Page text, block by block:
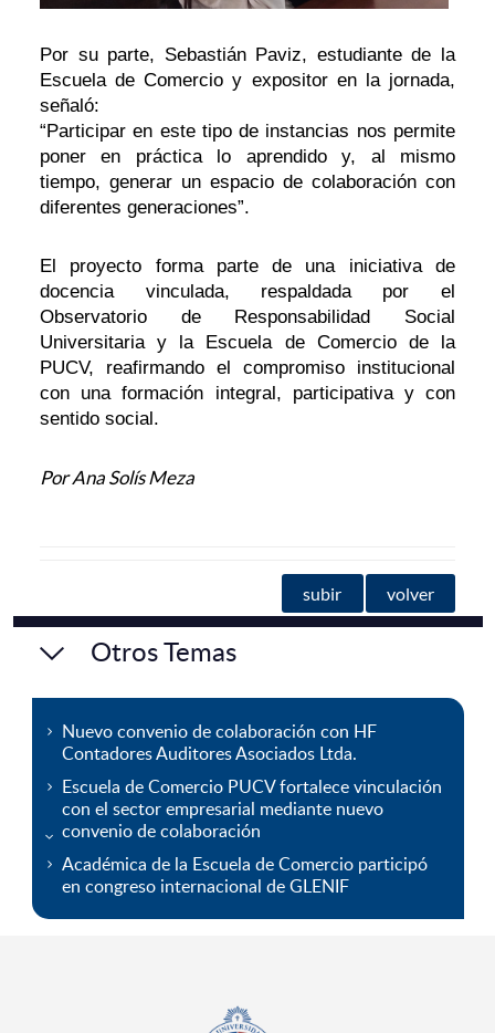
Por su parte, Sebastián Paviz, estudiante de la
Escuela de Comercio y expositor en la jornada,
señaló:
“Participar en este tipo de instancias nos permite
poner en práctica lo aprendido y, al mismo
tiempo, generar un espacio de colaboración con
diferentes generaciones”.
El proyecto forma parte de una iniciativa de
docencia vinculada, respaldada por el
Observatorio de Responsabilidad Social
Universitaria y la Escuela de Comercio de la
PUCV, reafirmando el compromiso institucional
con una formación integral, participativa y con
sentido social.
Por Ana Solís Meza
subir volver
Otros Temas
Nuevo convenio de colaboración con HF
Contadores Auditores Asociados Ltda.
Escuela de Comercio PUCV fortalece vinculación
con el sector empresarial mediante nuevo
convenio de colaboración
Académica de la Escuela de Comercio participó
en congreso internacional de GLENIF